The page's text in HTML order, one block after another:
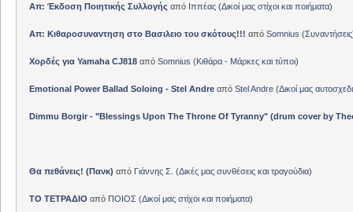
Απ: Έκδοση Ποιητικής Συλλογής από Ιππέας(Δικοί μας στίχοι και ποιήματα)
Απ: Κιθαροσυναντηση στο Βασιλειο του σκότους!!! από Somnius (Συναντήσεις
Χορδές για Yamaha CJ818από Somnius (Κιθάρα - Μάρκες και τύποι)
Emotional Power Ballad Soloing - Stel Andreαπό Stel Andre(Δικοί μας
Dimmu Borgir - "Blessings Upon The Throne Of Tyranny" (drum cover by
Θα πεθάνεις! (Πανκ) από Γιάννης Σ. (Δικές μας συνθέσεις και τραγούδια)
ΤΟ ΤΕΤΡΑΔΙΟ από ΠΟΙΟΣ (Δικοί μας στίχοι και ποιήματα)